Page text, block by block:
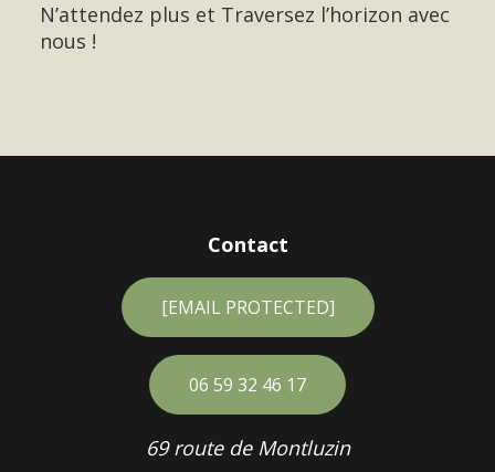
N’attendez plus et Traversez l’horizon avec
nous !
Contact
[EMAIL PROTECTED]
06 59 32 46 17
69 route de Montluzin